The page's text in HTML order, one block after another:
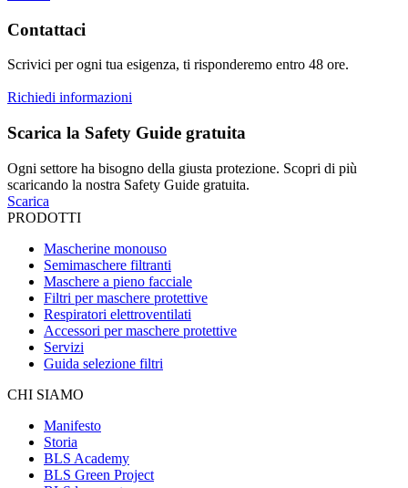
Contattaci
Scrivici per ogni tua esigenza, ti risponderemo entro 48 ore.
Richiedi informazioni
Scarica la Safety Guide gratuita
Ogni settore ha bisogno della giusta protezione. Scopri di più
scaricando la nostra Safety Guide gratuita.
Scarica
PRODOTTI
Mascherine monouso
Semimaschere filtranti
Maschere a pieno facciale
Filtri per maschere protettive
Respiratori elettroventilati
Accessori per maschere protettive
Servizi
Guida selezione filtri
CHI SIAMO
Manifesto
Storia
BLS Academy
BLS Green Project